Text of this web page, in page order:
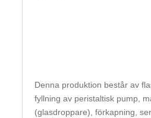
Denna produktion består av
fyllning av peristaltisk pump,
(glasdroppare), förkapning,